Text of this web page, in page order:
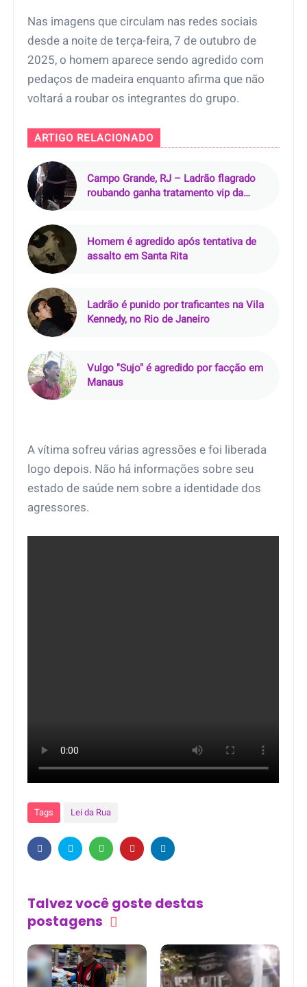
Nas imagens que circulam nas redes sociais
desde a noite de terça-feira, 7 de outubro de
2025, o homem aparece sendo agredido com
pedaços de madeira enquanto afirma que não
voltará a roubar os integrantes do grupo.
ARTIGO RELACIONADO
Campo Grande, RJ – Ladrão flagrado
roubando ganha tratamento vip da
Homem é agredido após tentativa de
assalto em Santa Rita
Ladrão é punido por traficantes na Vila
Kennedy, no Rio de Janeiro
Vulgo "Sujo" é agredido por facção em
Manaus
A vítima sofreu várias agressões e foi liberada
logo depois. Não há informações sobre seu
estado de saúde nem sobre a identidade dos
agressores.
Tags Lei da Rua
Talvez você goste destas
postagens